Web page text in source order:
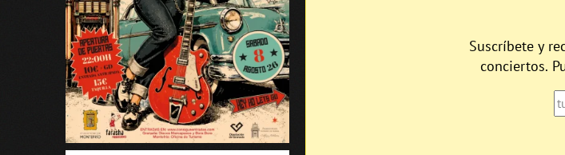
Suscríbete y
conciertos.